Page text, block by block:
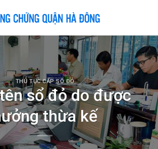
THỦ TỤC CẤP SỔ ĐỎ
sổ đỏ do được
thừa kế